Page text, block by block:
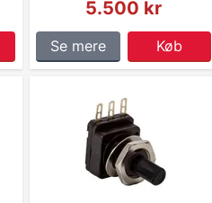
5.500 kr
Se mere Køb